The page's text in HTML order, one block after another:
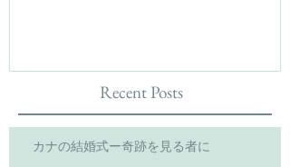
Recent Posts
カナの結婚式ー奇跡を見る者に